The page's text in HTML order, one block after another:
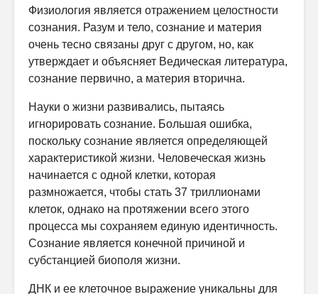
Физиология является отражением целостности
сознания. Разум и тело, сознание и материя
очень тесно связаны друг с другом, но, как
утверждает и объясняет Ведическая литература,
сознание первично, а материя вторична.
Науки о жизни развивались, пытаясь
игнорировать сознание. Большая ошибка,
поскольку сознание является определяющей
характеристикой жизни. Человеческая жизнь
начинается с одной клетки, которая
размножается, чтобы стать 37 триллионами
клеток, однако на протяжении всего этого
процесса мы сохраняем единую идентичность.
Сознание является конечной причиной и
субстанцией биополя жизни.
ДНК и ее клеточное выражение уникальны для